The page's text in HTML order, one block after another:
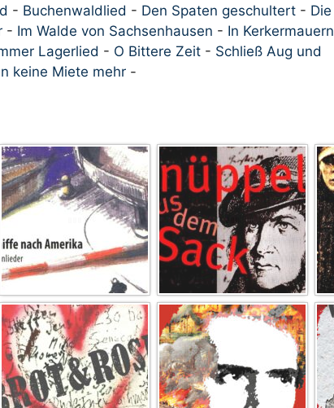
- Buchenwaldlied - Den Spaten geschultert - Die
- Im Walde von Sachsenhausen - In Kerkermauern
Lagerlied - O Bittere Zeit - Schließ Aug und
keine Miete mehr -